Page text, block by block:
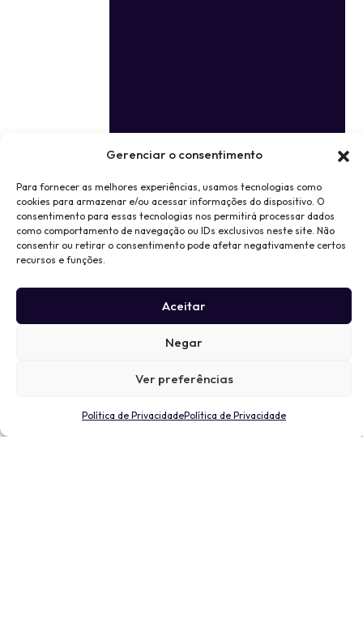
Gerenciar o consentimento
Para fornecer as melhores experiências, usamos tecnologias como
cookies para armazenar e/ou acessar informações do dispositivo. O
consentimento para essas tecnologias nos permitirá processar dados
como comportamento de navegação ou IDs exclusivos neste site. Não
consentir ou retirar o consentimento pode afetar negativamente certos
recursos e funções.
Aceitar
Negar
Ver preferências
Política de PrivacidadePolítica de Privacidade